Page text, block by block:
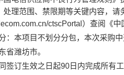
处理范围、禁限期等关键内容，请
ctscPortal ）查阅《中
：本项目不划分分包，本次采购
省潍坊市。
签订生效之日起90 日内完成所有